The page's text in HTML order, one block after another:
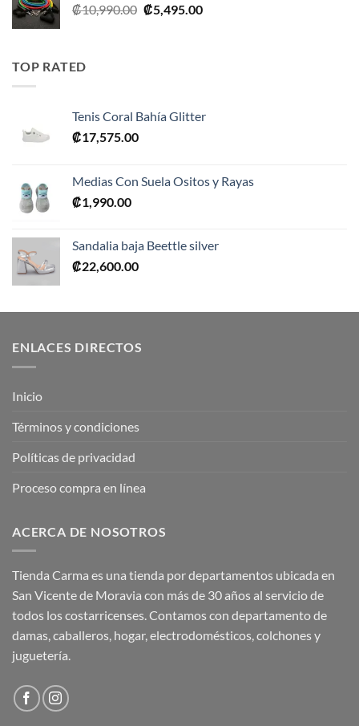
₡10,990.00 El
₡5,495.00El
TOP RATED
Tenis Coral Bahía Glitter
₡17,575.00
Medias Con Suela Ositos y Rayas
₡1,990.00
Sandalia baja Beettle silver
₡22,600.00
ENLACES DIRECTOS
Inicio
Términos y condiciones
Políticas de privacidad
Proceso compra en línea
ACERCA DE NOSOTROS
Tienda Carma es una tienda por departamentos ubicada en
San Vicente de Moravia con más de 30 años al servicio de
todos los costarricenses. Contamos con departamento de
damas, caballeros, hogar, electrodomésticos, colchones y
juguetería.